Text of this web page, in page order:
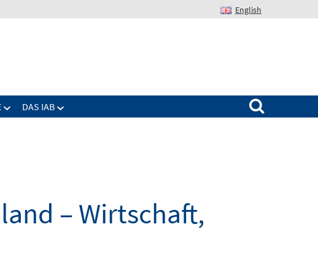
English
DAS IAB
Suchen nach:
– Wirtschaft,